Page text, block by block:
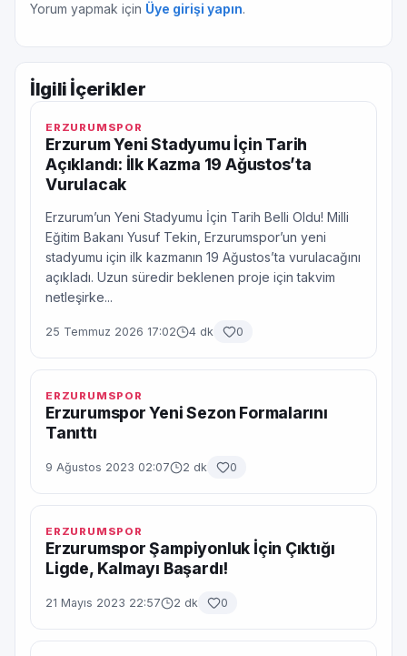
Yorum yapmak için Üye girişi yapın.
İlgili İçerikler
ERZURUMSPOR
Erzurum Yeni Stadyumu İçin Tarih
Açıklandı: İlk Kazma 19 Ağustos’ta
Vurulacak
Erzurum’un Yeni Stadyumu İçin Tarih Belli Oldu! Milli
Eğitim Bakanı Yusuf Tekin, Erzurumspor’un yeni
stadyumu için ilk kazmanın 19 Ağustos’ta vurulacağını
açıkladı. Uzun süredir beklenen proje için takvim
netleşirke...
25 Temmuz 2026 17:02 4 dk 0
ERZURUMSPOR
Erzurumspor Yeni Sezon Formalarını
Tanıttı
9 Ağustos 2023 02:07 2 dk 0
ERZURUMSPOR
Erzurumspor Şampiyonluk İçin Çıktığı
Ligde, Kalmayı Başardı!
21 Mayıs 2023 22:57 2 dk 0